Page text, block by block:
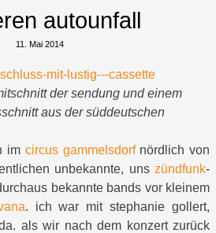
autounfall
11. Mai 2014
der sendung und einem
aus der süddeutschen
im circus gammelsdorfnördlich von
unbekannte, uns zündfunk-
bekannte bands vor kleinem
. ich war mit stephanie gollert,
als wir nach dem konzert zurück